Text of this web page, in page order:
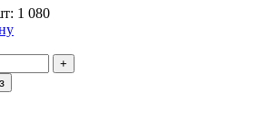
1 080
+